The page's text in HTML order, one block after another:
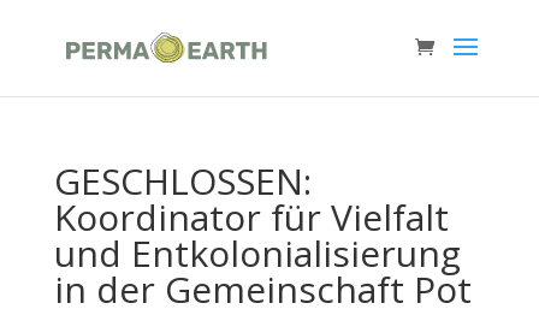
GESCHLOSSEN:
Koordinator für Vielfalt
und Entkolonialisierung
in der Gemeinschaft Pot